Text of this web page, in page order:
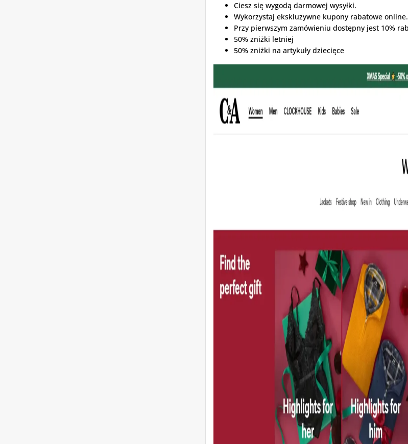
Ciesz się wygodą darmowej wysyłki.
Wykorzystaj ekskluzywne kupony rabatowe online.
Przy pierwszym zamówieniu dostępny jest 10%
50% zniżki letniej
50% zniżki na artykuły dziecięce